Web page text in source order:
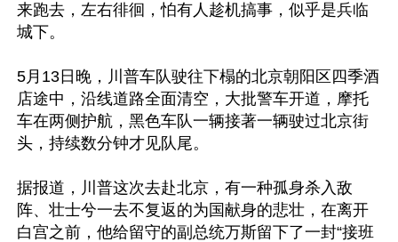
来跑去，左右徘徊，怕有人趁机搞事，似乎是兵临
城下。
5月13日晚，川普车队驶往下榻的北京朝阳区四季酒
店途中，沿线道路全面清空，大批警车开道，摩托
车在两侧护航，黑色车队一辆接著一辆驶过北京街
头，持续数分钟才见队尾。
据报道，川普这次去赴北京，有一种孤身杀入敌
阵、壮士兮一去不复返的为国献身的悲壮，在离开
白宫之前，他给留守的副总统万斯留下了一封“接班